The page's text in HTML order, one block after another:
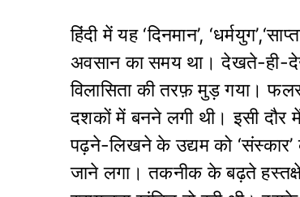
हिंदी में यह ‘दिनमान’,
अवसान का समय था। देखते-ही-
विलासिता की तरफ़ मुड़ गया।
दशकों में बनने लगी थी। इसी दौर में
पढ़ने-लिखने के उद्यम को
जाने लगा। तकनीक के बढ़ते